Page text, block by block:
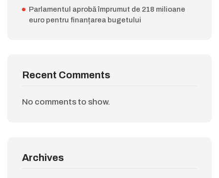
Parlamentul aprobă împrumut de 218 milioane
euro pentru finanțarea bugetului
Recent Comments
No comments to show.
Archives